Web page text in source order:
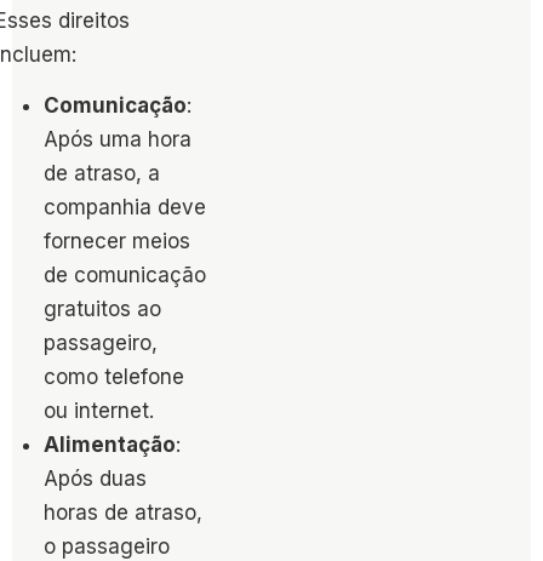
direitos
Comunicação:
Após uma hora
de atraso, a
companhia deve
fornecer meios
de comunicação
gratuitos ao
passageiro,
como telefone
ou internet.
Alimentação:
Após duas
horas de atraso,
o passageiro